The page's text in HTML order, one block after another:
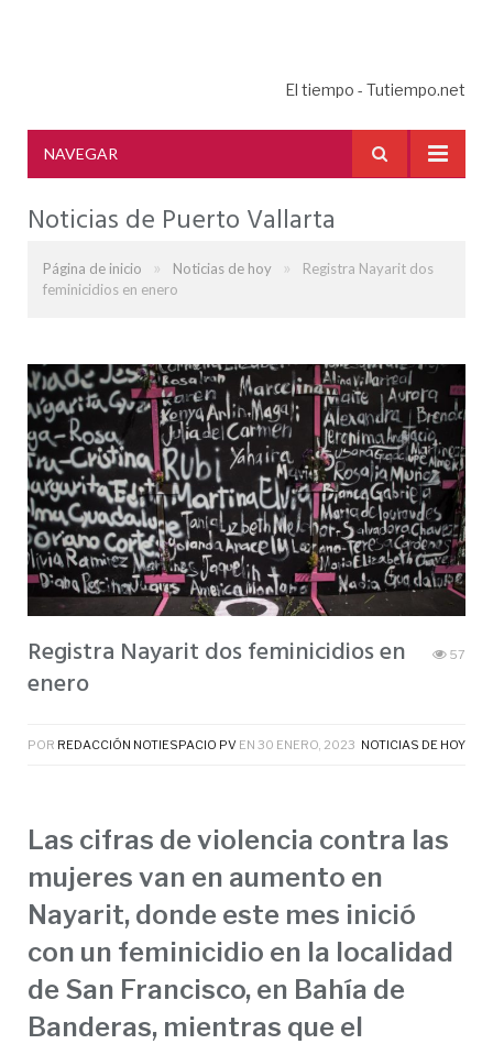
El tiempo - Tutiempo.net
NAVEGAR
Noticias de Puerto Vallarta
Página de inicio » Noticias de hoy »
Registra Nayarit dos
feminicidios en enero
Registra Nayarit dos feminicidios en
enero
57
POR REDACCIÓN NOTIESPACIO PV EN 30 ENERO, 2023 NOTICIAS DE HOY
Las cifras de violencia contra las
mujeres van en aumento en
Nayarit, donde este mes inició
con un feminicidio en la localidad
de San Francisco, en Bahía de
Banderas, mientras que el